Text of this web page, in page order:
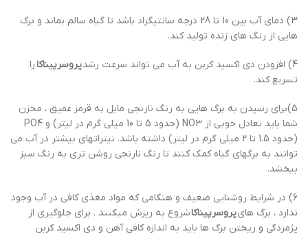
3) دمای آب بین 10 تا 28 درجه سانتیگراد باشد تا گیاه سالم بماند و برگ
هایی از رنگ های زنده تولید کند.
4) افزودن دی اکسید کربن به آب می تواند سرعت رشد پروسرپیناکا را
تسریع کند.
5)برای رسیدن به برگ هایی به رنگ نارنجی مایل به قرمز عمیق ، مخزن
شما باید تعادل خوبی از NO3 (حدود 5 تا 10 میلی گرم در لیتر) و PO4
(حدود 1.5 تا 2 میلی گرم در لیتر) داشته باشد. نیتراتهای بیشتر در آب می
توانند به برگهای گیاه کمک کنند تا رنگ نارنجی روشن تری به رنگ سبز
ببخشد.
6) در شرایط روشنایی ضعیف و هنگامی که مواد مغذی کافی در آب وجود
ندارد ، برگ هایپروسرپیناکاشروع به ریزش میکنند . برای جلوگیری از
پژمردگی و ریختن برگ ها باید به اندازه کافی آهن و دی اکسید کربن